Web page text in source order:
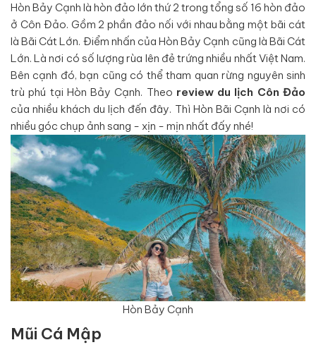
Hòn Bảy Cạnh là hòn đảo lớn thứ 2 trong tổng số 16 hòn đảo
ở Côn Đảo. Gồm 2 phần đảo nối với nhau bằng một bãi cát
là Bãi Cát Lớn. Điểm nhấn của Hòn Bảy Cạnh cũng là Bãi Cát
Lớn. Là nơi có số lượng rùa lên đẻ trứng nhiều nhất Việt Nam.
Bên cạnh đó, bạn cũng có thể tham quan rừng nguyên sinh
trù phú tại Hòn Bảy Cạnh. Theo review du lịch Côn Đảo
của nhiều khách du lịch đến đây. Thì Hòn Bãi Cạnh là nơi có
nhiều góc chụp ảnh sang - xịn - mịn nhất đấy nhé!
Hòn Bảy Cạnh
Mũi Cá Mập